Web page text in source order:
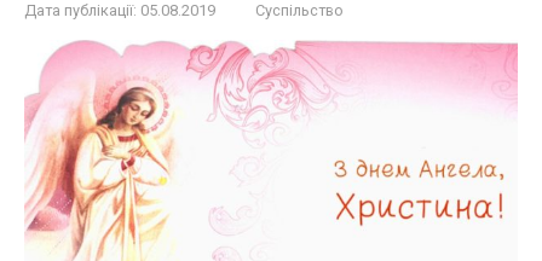
Дата публікації: 05.08.2019 Суспільство